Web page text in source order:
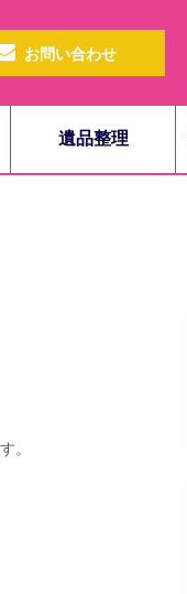
お問い合わせ
遺品整理
。